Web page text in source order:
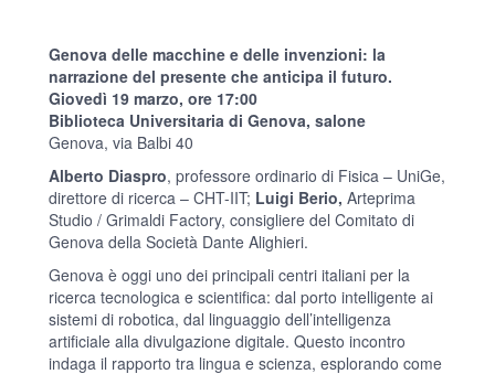
Genova delle macchine e delle invenzioni: la
narrazione del presente che anticipa il futuro.
Giovedì 19 marzo, ore 17:00
Biblioteca Universitaria di Genova, salone
Genova, via Balbi 40
Alberto Diaspro, professore ordinario di Fisica – UniGe,
direttore di ricerca – CHT-IIT; Luigi Berio, Arteprima
Studio / Grimaldi Factory, consigliere del Comitato di
Genova della Società Dante Alighieri.
Genova è oggi uno dei principali centri italiani per la
ricerca tecnologica e scientifica: dal porto intelligente ai
sistemi di robotica, dal linguaggio dell’intelligenza
artificiale alla divulgazione digitale. Questo incontro
indaga il rapporto tra lingua e scienza, esplorando come